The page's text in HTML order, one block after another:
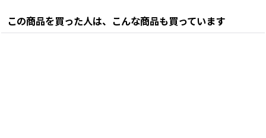
この商品を買った人は、こんな商品も買っています